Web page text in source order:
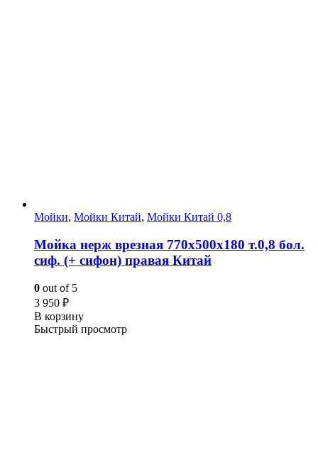
Мойки, Мойки Китай, Мойки Китай 0,8
Мойка нерж врезная 770х500х180 т.0,8 бол.
сиф. (+ сифон) правая Китай
0 out of 5
3 950 ₽
В корзину
Быстрый просмотр